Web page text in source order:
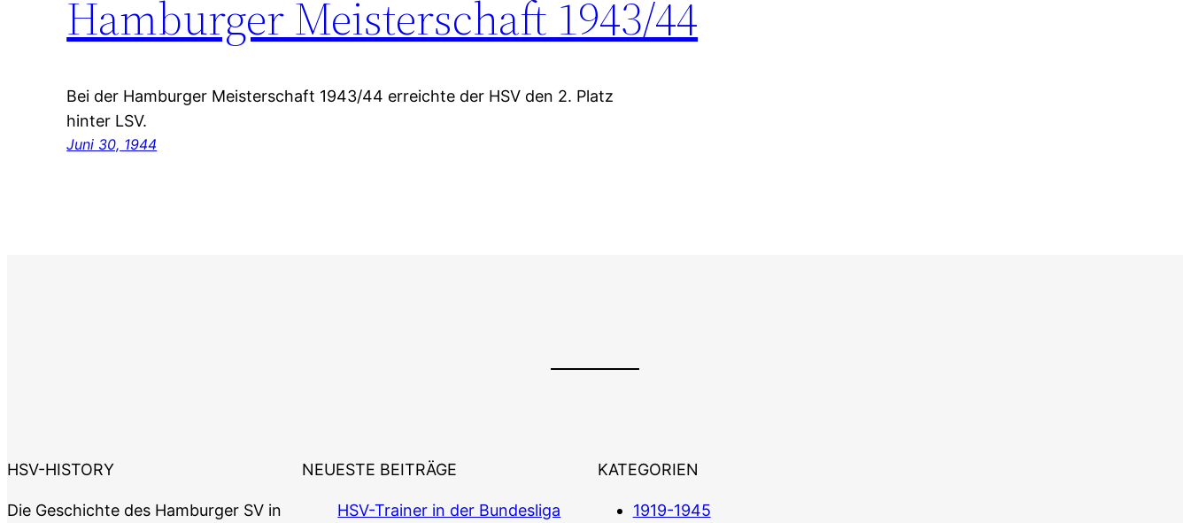
Hamburger Meisterschaft 1943/44
Bei der Hamburger Meisterschaft 1943/44 erreichte der HSV den 2. Platz
hinter LSV.
Juni 30, 1944
HSV-HISTORY
Die Geschichte des Hamburger SV in
NEUESTE BEITRÄGE
HSV-Trainer in der Bundesliga
KATEGORIEN
1919-1945